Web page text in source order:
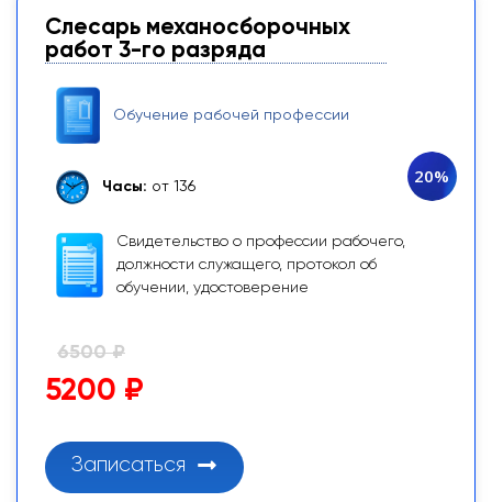
Слесарь механосборочных
работ 3-го разряда
Обучение рабочей профессии
Часы: от 136
Свидетельство о профессии рабочего,
должности служащего, протокол об
обучении, удостоверение
20%
6500 ₽
5200 ₽
Записаться